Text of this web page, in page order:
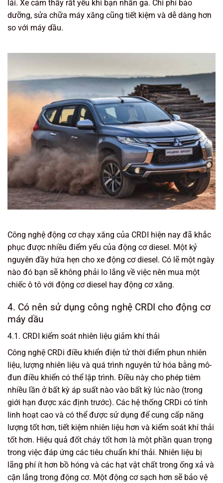
lái. Xe cảm thấy rất yếu khi bạn nhấn ga. Chi phí bảo
dưỡng, sửa chữa máy xăng cũng tiết kiệm và dễ dàng hơn
so với máy dầu.
Công nghệ động cơ chạy xăng của CRDI hiện nay đã khắc
phục được nhiều điểm yếu của động cơ diesel. Một kỷ
nguyên đầy hứa hẹn cho xe động cơ diesel. Có lẽ một ngày
nào đó bạn sẽ không phải lo lắng về việc nên mua một
chiếc ô tô với động cơ diesel hay động cơ xăng.
4. Có nên sử dụng công nghệ CRDI cho động cơ
máy dầu
4.1. CRDI kiểm soát nhiên liệu giảm khí thải
Công nghệ CRDi điều khiển điện tử thời điểm phun nhiên
liệu, lượng nhiên liệu và quá trình nguyên tử hóa bằng mô-
đun điều khiển có thể lập trình. Điều này cho phép tiêm
nhiều lần ở bất kỳ áp suất nào vào bất kỳ lúc nào (trong
giới hạn được xác định trước). Các hệ thống CRDi có tính
linh hoạt cao và có thể được sử dụng để cung cấp năng
lượng tốt hơn, tiết kiệm nhiên liệu hơn và kiểm soát khí thải
tốt hơn. Hiệu quả đốt cháy tốt hơn là một phần quan trọng
trong việc đáp ứng các tiêu chuẩn khí thải. Nhiên liệu bị
lãng phí ít hơn bồ hóng và các hạt vật chất trong ống xả và
cặn lắng trong động cơ. Một động cơ sạch hơn sẽ bảo vệ